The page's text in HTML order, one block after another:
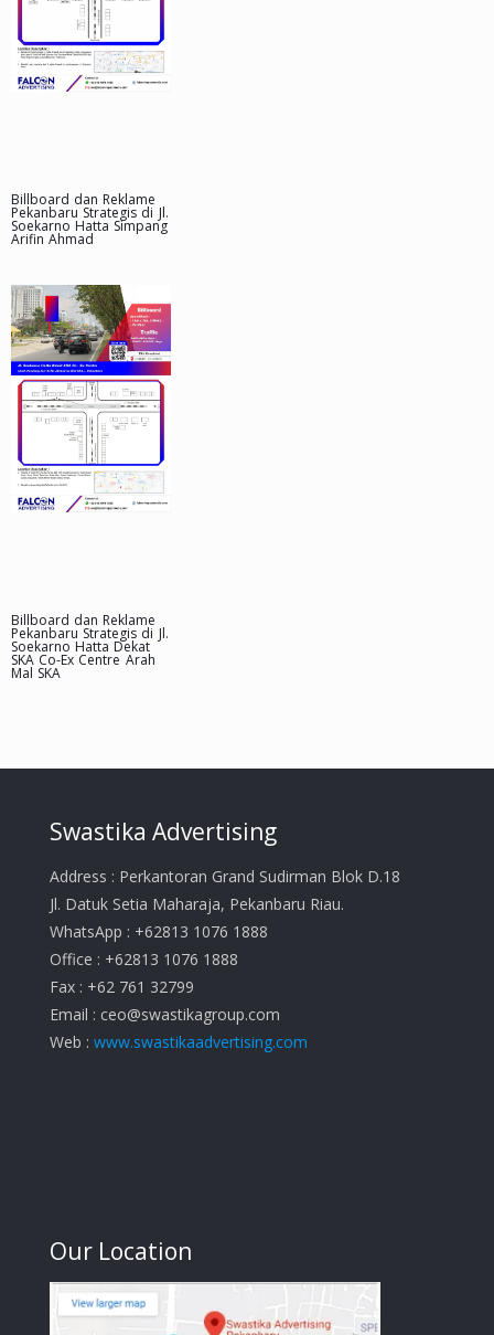
Billboard dan Reklame
Pekanbaru Strategis di Jl.
Soekarno Hatta Simpang
Arifin Ahmad
Billboard dan Reklame
Pekanbaru Strategis di Jl.
Soekarno Hatta Dekat
SKA Co-Ex Centre Arah
Mal SKA
Swastika Advertising
Address : Perkantoran Grand Sudirman Blok D.18
Jl. Datuk Setia Maharaja, Pekanbaru Riau.
WhatsApp : +62813 1076 1888
Office : +62813 1076 1888
Fax : +62 761 32799
Email : ceo@swastikagroup.com
Web : www.swastikaadvertising.com
Our Location